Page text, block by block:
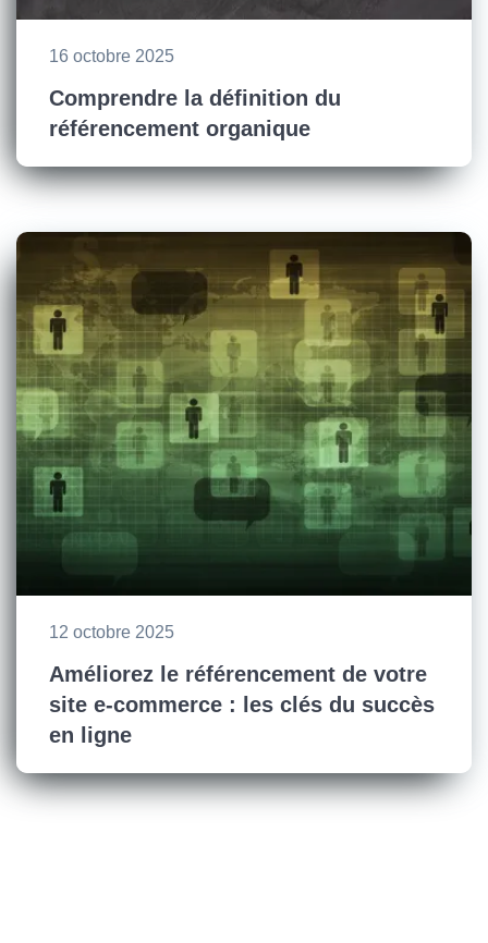
16 octobre 2025
Comprendre la définition du
référencement organique
12 octobre 2025
Améliorez le référencement de votre
site e-commerce : les clés du succès
en ligne